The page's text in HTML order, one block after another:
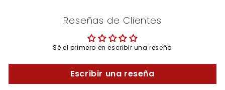
Reseñas de Clientes
Sé el primero en escribir una reseña
Escribir una reseña